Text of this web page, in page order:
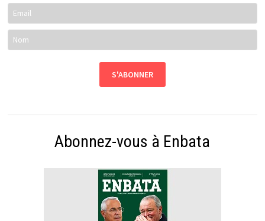
Abonnez-vous à Enbata